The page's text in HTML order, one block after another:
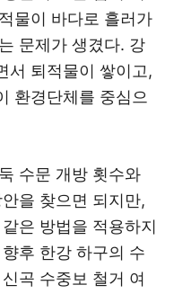
물이 바다로 흘러가
문제가 생겼다. 강
서 퇴적물이 쌓이고,
환경단체를 중심으
수문 개방 횟수와
을 찾으면 되지만,
은 방법을 적용하지
후 한강 하구의 수
곡 수중보 철거 여